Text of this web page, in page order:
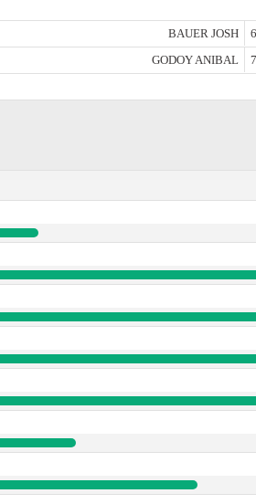
BAUER JOSH
GODOY ANIBAL